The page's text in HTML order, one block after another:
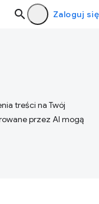
Zaloguj się
treści na Twój
przez AI mogą